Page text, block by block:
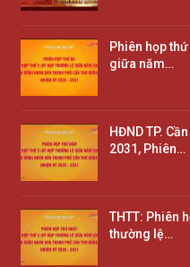
Phiên họp
giữa năm…
HĐND TP.
2031, Phiên…
THTT: Phiên
thường lệ…